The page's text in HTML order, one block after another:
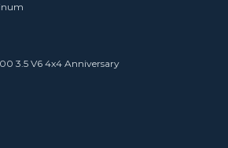
3.5 V6 4x4 Anniversary